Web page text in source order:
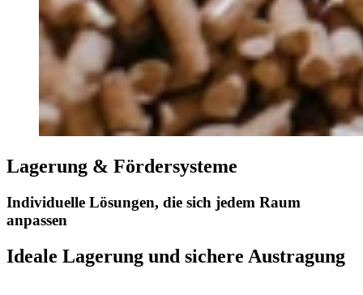
Lagerung & Fördersysteme
Individuelle Lösungen, die sich jedem Raum
anpassen
Ideale Lagerung und sichere Austragung